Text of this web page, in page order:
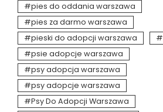
pies do oddania warszawa
pies za darmo warszawa
pieski do adopcji warszawa
psie adopcje warszawa
psy adopcja warszawa
psy adopcje warszawa
Psy Do Adopcji Warszawa